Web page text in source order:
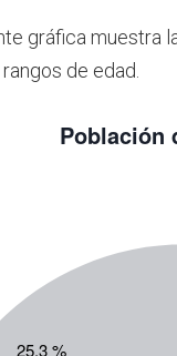
gráfica muestra
de edad.